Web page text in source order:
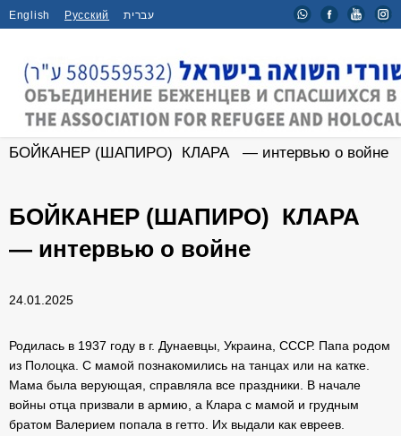
English Русский עברית
Главная / Интервью /
БОЙКАНЕР (ШАПИРО) КЛАРА — интервью о войне
БОЙКАНЕР (ШАПИРО) КЛАРА
— интервью о войне
24.01.2025
Родилась в 1937 году в г. Дунаевцы, Украина, СССР. Папа родом
из Полоцка. С мамой познакомились на танцах или на катке.
Мама была верующая, справляла все праздники. В начале
войны отца призвали в армию, а Клара с мамой и грудным
братом Валерием попала в гетто. Их выдали как евреев.